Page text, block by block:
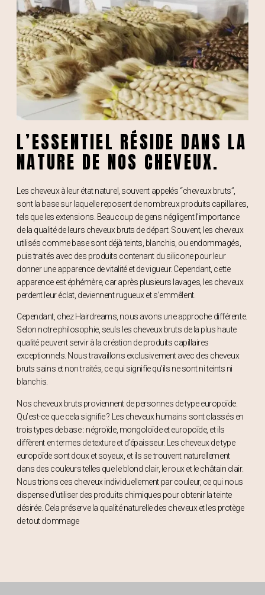
L’ESSENTIEL RÉSIDE DANS LA
NATURE DE NOS CHEVEUX.
Les cheveux à leur état naturel, souvent appelés “cheveux bruts”,
sont la base sur laquelle reposent de nombreux produits capillaires,
tels que les extensions. Beaucoup de gens négligent l’importance
de la qualité de leurs cheveux bruts de départ. Souvent, les cheveux
utilisés comme base sont déjà teints, blanchis, ou endommagés,
puis traités avec des produits contenant du silicone pour leur
donner une apparence de vitalité et de vigueur. Cependant, cette
apparence est éphémère, car après plusieurs lavages, les cheveux
perdent leur éclat, deviennent rugueux et s’emmêlent.
Cependant, chez Hairdreams, nous avons une approche différente.
Selon notre philosophie, seuls les cheveux bruts de la plus haute
qualité peuvent servir à la création de produits capillaires
exceptionnels. Nous travaillons exclusivement avec des cheveux
bruts sains et non traités, ce qui signifie qu’ils ne sont ni teints ni
blanchis.
Nos cheveux bruts proviennent de personnes de type europoïde.
Qu’est-ce que cela signifie ? Les cheveux humains sont classés en
trois types de base : négroïde, mongoloïde et europoïde, et ils
diffèrent en termes de texture et d’épaisseur. Les cheveux de type
europoïde sont doux et soyeux, et ils se trouvent naturellement
dans des couleurs telles que le blond clair, le roux et le châtain clair.
Nous trions ces cheveux individuellement par couleur, ce qui nous
dispense d’utiliser des produits chimiques pour obtenir la teinte
désirée. Cela préserve la qualité naturelle des cheveux et les protège
de tout dommage